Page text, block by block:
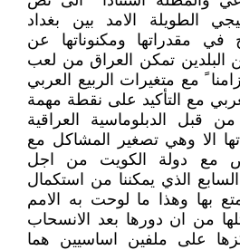
الطويلة الامد بين بغداد
مقدراتها ومكنوناتها عن
البلدين تمكن العراق من لعب
مع متغيرات الربيع العربي
مع التأكيد على نقطة مهمة
قبل الدبلوماسية العراقية
الا وهي تصغير المشاكل مع
مع دولة الكويت من اجل
الذي يمكننا من استكمال
بها وهذا ما لوحت به الامم
من ان دورها بعد الانسحاب
على ملفين اساسيين هما